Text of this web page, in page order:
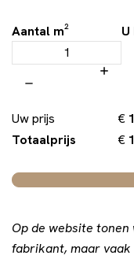
Aantal m²
Uw prijs €
Totaalprijs
€
Op de website
fabrikant, maar